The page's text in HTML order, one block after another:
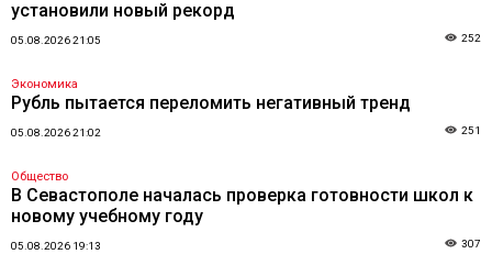
установили новый рекорд
05.08.2026 21:05 252
Экономика
Рубль пытается переломить негативный тренд
05.08.2026 21:02 251
Общество
В Севастополе началась проверка готовности школ к
новому учебному году
05.08.2026 19:13 307